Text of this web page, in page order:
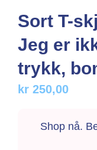
Sort T-
Jeg er
trykk,
kr 250,00
Shop nå.